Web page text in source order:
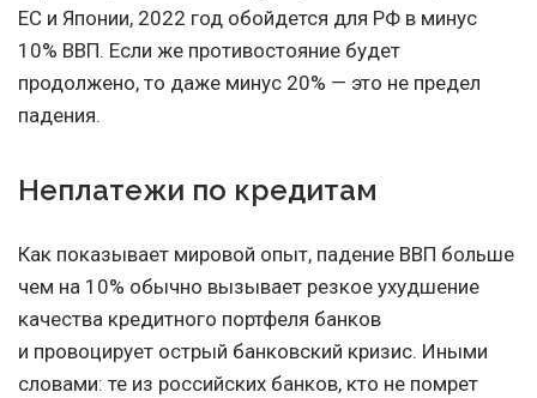
ЕС и Японии, 2022 год обойдется для РФ в минус
10% ВВП. Если же противостояние будет
продолжено, то даже минус 20% — это не предел
падения.
Неплатежи по кредитам
Как показывает мировой опыт, падение ВВП больше
чем на 10% обычно вызывает резкое ухудшение
качества кредитного портфеля банков
и провоцирует острый банковский кризис. Иными
словами: те из российских банков, кто не помрет